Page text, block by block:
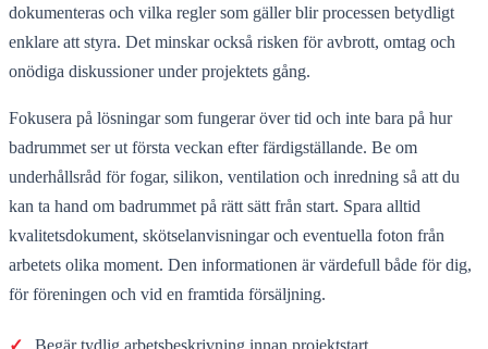
dokumenteras och vilka regler som gäller blir processen betydligt
enklare att styra. Det minskar också risken för avbrott, omtag och
onödiga diskussioner under projektets gång.
Fokusera på lösningar som fungerar över tid och inte bara på hur
badrummet ser ut första veckan efter färdigställande. Be om
underhållsråd för fogar, silikon, ventilation och inredning så att du
kan ta hand om badrummet på rätt sätt från start. Spara alltid
kvalitetsdokument, skötselanvisningar och eventuella foton från
arbetets olika moment. Den informationen är värdefull både för dig,
för föreningen och vid en framtida försäljning.